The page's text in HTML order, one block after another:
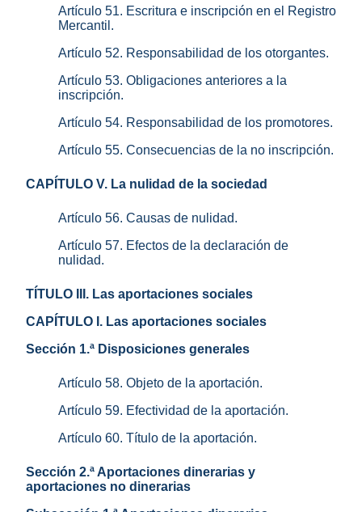
Artículo 51. Escritura e inscripción en el Registro
Mercantil.
Artículo 52. Responsabilidad de los otorgantes.
Artículo 53. Obligaciones anteriores a la
inscripción.
Artículo 54. Responsabilidad de los promotores.
Artículo 55. Consecuencias de la no inscripción.
CAPÍTULO V. La nulidad de la sociedad
Artículo 56. Causas de nulidad.
Artículo 57. Efectos de la declaración de
nulidad.
TÍTULO III. Las aportaciones sociales
CAPÍTULO I. Las aportaciones sociales
Sección 1.ª Disposiciones generales
Artículo 58. Objeto de la aportación.
Artículo 59. Efectividad de la aportación.
Artículo 60. Título de la aportación.
Sección 2.ª Aportaciones dinerarias y
aportaciones no dinerarias